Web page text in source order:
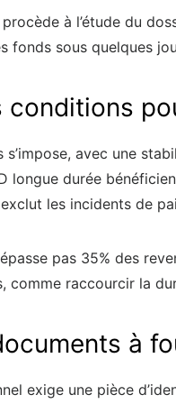
à l’étude du
fonds sous quelques
conditions
s’impose, avec une
longue durée
les incidents de
pas 35% des
comme raccourcir la
à
exige une pièce